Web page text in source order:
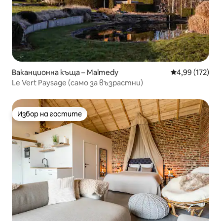
Ваканционна къща – Malmedy Средна
4,99 (172)
Le Vert Paysage (само за възрастни)
Избор на гостите
Избор на гостите